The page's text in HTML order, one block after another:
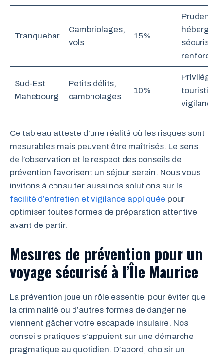
Tranquebar
Cambriolages,
vols
15%
Sud-Est
Mahébourg
Petits délits,
cambriolages
10%
vigilance
Ce tableau atteste d’une réalité où les risques sont
mesurables mais peuvent être maîtrisés. Le sens
de l’observation et le respect des conseils de
prévention favorisent un séjour serein. Nous vous
invitons à consulter aussi nos solutions sur la
facilité d’entretien et vigilance appliquée pour
optimiser toutes formes de préparation attentive
avant de partir.
Mesures de prévention pour un
voyage sécurisé à l’Île Maurice
La prévention joue un rôle essentiel pour éviter que
la criminalité ou d’autres formes de danger ne
viennent gâcher votre escapade insulaire. Nos
conseils pratiques s’appuient sur une démarche
pragmatique au quotidien. D’abord, choisir un